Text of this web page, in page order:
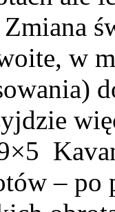
w
– po